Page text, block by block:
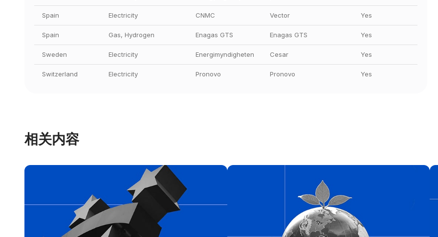
Spain Electricity CNMC Vector Yes
Spain Gas, Hydrogen Enagas GTS Enagas GTS Yes
Sweden Electricity Energimyndigheten Cesar Yes
Switzerland Electricity Pronovo Pronovo Yes
相关内容